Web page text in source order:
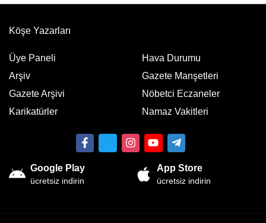
Köşe Yazarları
Üye Paneli
Arşiv
Gazete Arşivi
Karikatürler
Hava Durumu
Gazete Manşetleri
Nöbetci Eczaneler
Namaz Vakitleri
Google Play
ücretsiz indirin
App Store
ücretsiz indirin